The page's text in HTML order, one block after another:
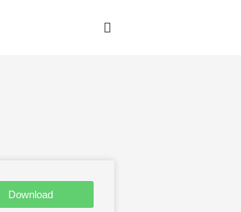
Download